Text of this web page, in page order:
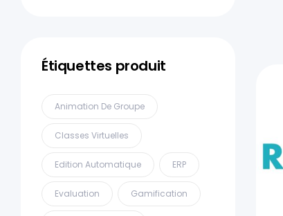
Étiquettes produit
Animation De Groupe
Classes Virtuelles
Edition Automatique ERP
Evaluation Gamification